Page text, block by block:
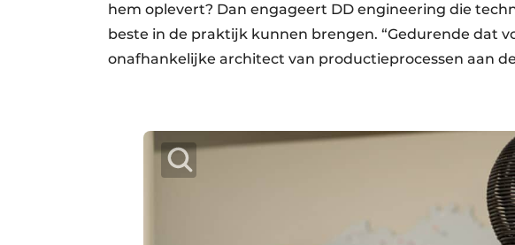
hem oplevert? Dan engageert DD engineering die
beste in de praktijk kunnen brengen. “Gedurende dat
onafhankelijke architect van productieprocessen aan